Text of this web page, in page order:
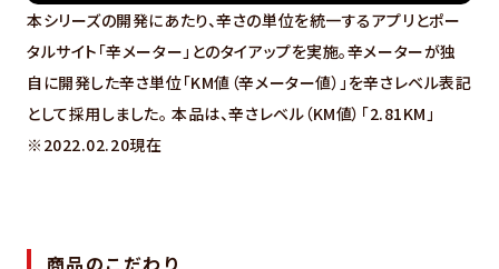
本シリーズの開発にあたり、辛さの単位を統一するアプリとポー
タルサイト「辛メーター」とのタイアップを実施。辛メーターが独
自に開発した辛さ単位「KM値（辛メーター値）」を辛さレベル表記
として採用しました。 本品は、辛さレベル（KM値）「2.81KM」
※2022.02.20現在
商品のこだわり